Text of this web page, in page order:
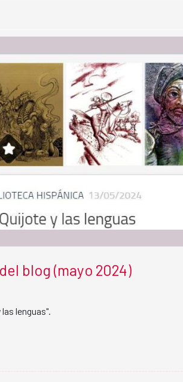
blog (mayo 2024)
lenguas".